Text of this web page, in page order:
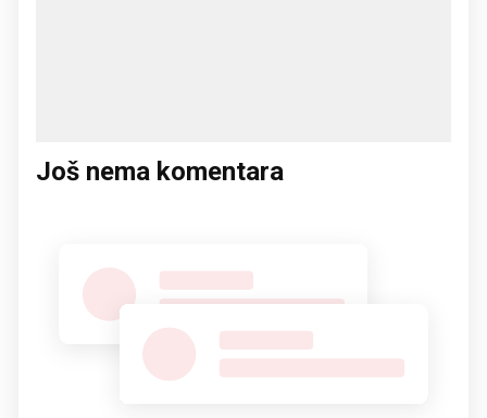
Još nema komentara